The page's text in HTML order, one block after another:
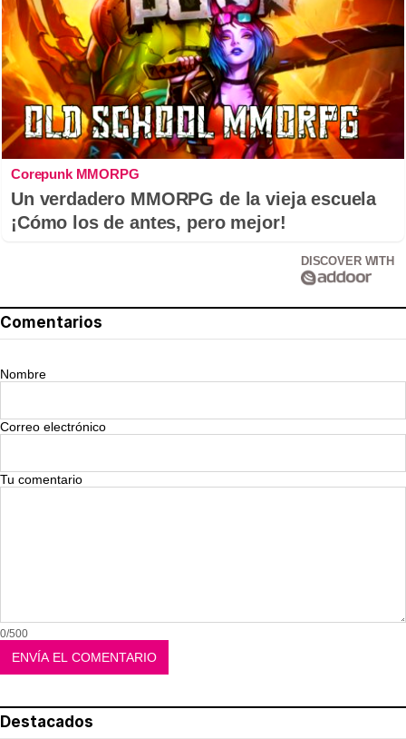
Corepunk MMORPG
Un verdadero MMORPG de la vieja escuela
¡Cómo los de antes, pero mejor!
DISCOVER WITH
Comentarios
Nombre
Correo electrónico
Tu comentario
0/500
Destacados